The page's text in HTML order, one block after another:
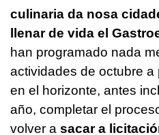
culinaria da nosa
llenar de vida el
han programado nada
actividades de octubre a
en el horizonte, antes
año, completar el
volver a sacar a